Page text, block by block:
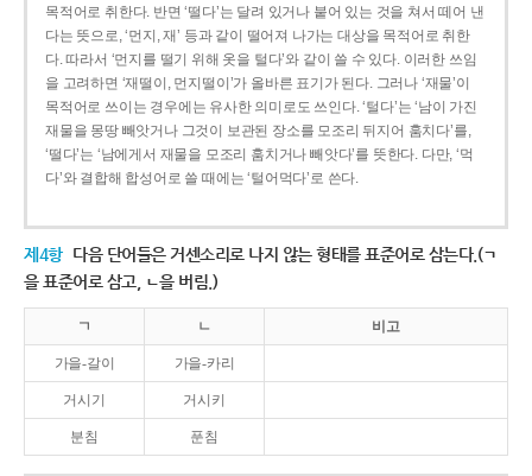
목적어로 취한다. 반면 ‘떨다’는 달려 있거나 붙어 있는 것을 쳐서 떼어 낸
다는 뜻으로, ‘먼지, 재’ 등과 같이 떨어져 나가는 대상을 목적어로 취한
다. 따라서 ‘먼지를 떨기 위해 옷을 털다’와 같이 쓸 수 있다. 이러한 쓰임
을 고려하면 ‘재떨이, 먼지떨이’가 올바른 표기가 된다. 그러나 ‘재물’이
목적어로 쓰이는 경우에는 유사한 의미로도 쓰인다. ‘털다’는 ‘남이 가진
재물을 몽땅 빼앗거나 그것이 보관된 장소를 모조리 뒤지어 훔치다’를,
‘떨다’는 ‘남에게서 재물을 모조리 훔치거나 빼앗다’를 뜻한다. 다만, ‘먹
다’와 결합해 합성어로 쓸 때에는 ‘털어먹다’로 쓴다.
제4항 다음 단어들은 거센소리로 나지 않는 형태를 표준어로 삼는다.(ㄱ
을 표준어로 삼고, ㄴ을 버림.)
ㄱ ㄴ 비고
가을-갈이 가을-카리
거시기 거시키
분침 푼침